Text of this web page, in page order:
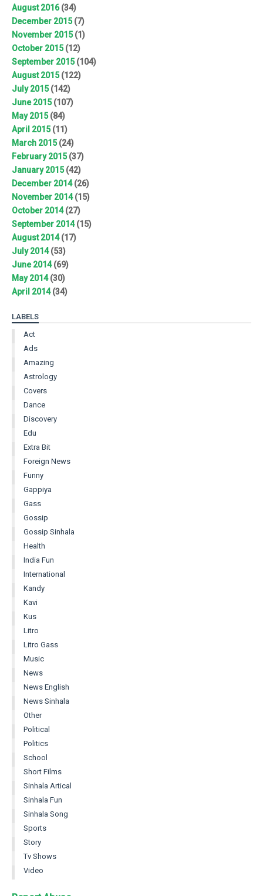
August 2016(34)
December 2015(7)
November 2015(1)
October 2015(12)
September 2015(104)
August 2015(122)
July 2015(142)
June 2015(107)
May 2015(84)
April 2015(11)
March 2015(24)
February 2015(37)
January 2015(42)
December 2014(26)
November 2014(15)
October 2014(27)
September 2014(15)
August 2014(17)
July 2014(53)
June 2014(69)
May 2014(30)
April 2014(34)
LABELS
Act
Ads
Amazing
Astrology
Covers
Dance
Discovery
Edu
Extra Bit
Foreign News
Funny
Gappiya
Gass
Gossip
Gossip Sinhala
Health
India Fun
International
Kandy
Kavi
Kus
Litro
Litro Gass
Music
News
News English
News Sinhala
Other
Political
Politics
School
Short Films
Sinhala Artical
Sinhala Fun
Sinhala Song
Sports
Story
Tv Shows
Video